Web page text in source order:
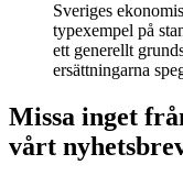
Sveriges
typexempel på
ett generellt
ersättningarna
Missa inget
vårt